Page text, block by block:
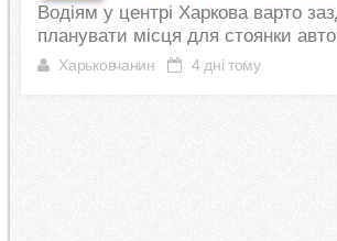
Водіям у центрі Харкова варто
планувати місця для стоянки
Харьковчанин 4 дні тому